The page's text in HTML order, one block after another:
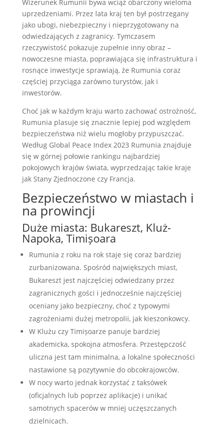
Wizerunek Rumunii bywa wciąż obarczony wieloma
uprzedzeniami. Przez lata kraj ten był postrzegany
jako ubogi, niebezpieczny i nieprzygotowany na
odwiedzających z zagranicy. Tymczasem
rzeczywistość pokazuje zupełnie inny obraz –
nowoczesne miasta, poprawiająca się infrastruktura i
rosnące inwestycje sprawiają, że Rumunia coraz
częściej przyciąga zarówno turystów, jak i
inwestorów.
Choć jak w każdym kraju warto zachować ostrożność,
Rumunia plasuje się znacznie lepiej pod względem
bezpieczeństwa niż wielu mogłoby przypuszczać.
Według Global Peace Index 2023 Rumunia znajduje
się w górnej połowie rankingu najbardziej
pokojowych krajów świata, wyprzedzając takie kraje
jak Stany Zjednoczone czy Francja.
Bezpieczeństwo w miastach i
na prowincji
Duże miasta: Bukareszt, Kluż-
Napoka, Timișoara
Rumunia z roku na rok staje się coraz bardziej
zurbanizowana. Spośród największych miast,
Bukareszt jest najczęściej odwiedzany przez
zagranicznych gości i jednocześnie najczęściej
oceniany jako bezpieczny, choć z typowymi
zagrożeniami dużej metropolii, jak kieszonkowcy.
W Klużu czy Timișoarze panuje bardziej
akademicka, spokojna atmosfera. Przestępczość
uliczna jest tam minimalna, a lokalne społeczności
nastawione są pozytywnie do obcokrajowców.
W nocy warto jednak korzystać z taksówek
(oficjalnych lub poprzez aplikacje) i unikać
samotnych spacerów w mniej uczęszczanych
dzielnicach.